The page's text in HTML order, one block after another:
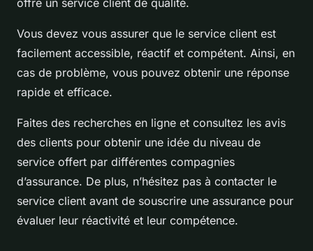
offre un service client de qualité.
Vous devez vous assurer que le service client est
facilement accessible, réactif et compétent. Ainsi, en
cas de problème, vous pouvez obtenir une réponse
rapide et efficace.
Faites des recherches en ligne et consultez les avis
des clients pour obtenir une idée du niveau de
service offert par différentes compagnies
d’assurance. De plus, n’hésitez pas à contacter le
service client avant de souscrire une assurance pour
évaluer leur réactivité et leur compétence.